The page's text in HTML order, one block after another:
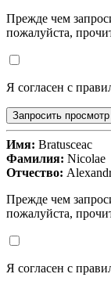
Прежде чем
пожалуйста,
Я согласен с
Запросить
Имя: Bratusceac
Фамилия: Nicolae
Отчество:
Прежде чем
пожалуйста,
Я согласен с